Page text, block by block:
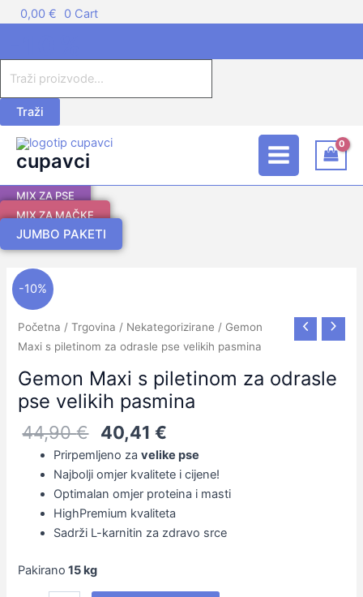
Skip
to
0,00 € 0 Cart
Products
search
Traži
cupavci
Main
Menu
MIX ZA PSE
MIX ZA MAČKE
JUMBO PAKETI
-10%
Početna /Trgovina / Nekategorizirane / Gemon
Maxi s piletinom za odrasle pse velikih pasmina
Gemon Maxi s piletinom za odrasle
pse velikih pasmina
44,90€
bila
je:
40,41€
je:
40,41 €.
Prirpemljeno zavelike pse
Najbolji omjer kvalitete i cijene!
Optimalan omjer proteina i masti
HighPremium kvaliteta
Sadrži L-karnitin za zdravo srce
Pakirano 15 kg
Gemon
Maxi
s
piletinom
odrasle
pse
pasmina
količina